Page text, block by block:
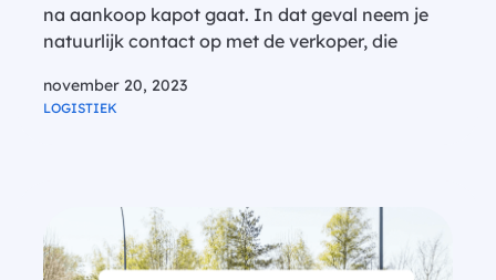
na aankoop kapot gaat. In dat geval neem je
natuurlijk contact op met de verkoper, die
garantie te bieden, aangezien consumenten
november 20, 2023
LOGISTIEK